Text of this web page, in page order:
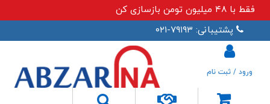
فقط با ۴۸ میلیون تومن بازسازی کن
پشتیبانی: ۷۹۱۹۳-۰۲۱
جستجو
ورود / ثبت نام